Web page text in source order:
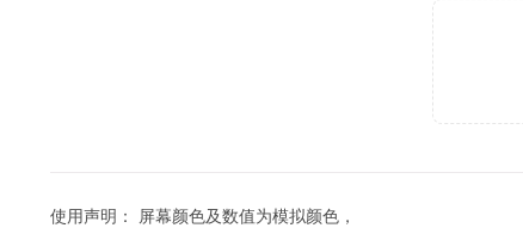
使用声明： 屏幕颜色及数值为模拟颜色，